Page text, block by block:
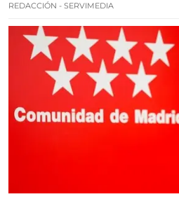
REDACCIÓN - SERVIMEDIA